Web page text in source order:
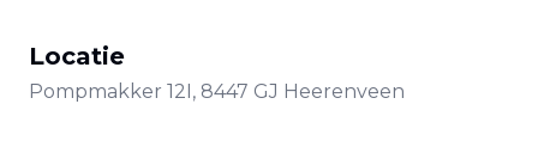
Locatie
Pompmakker 12I, 8447 GJ Heerenveen